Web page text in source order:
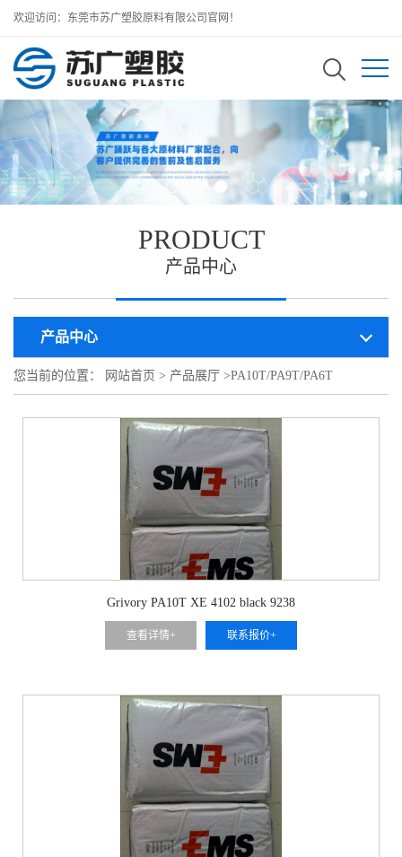
欢迎访问：东莞市苏广塑胶原料有限公司官网！
PRODUCT
产品中心
产品中心
您当前的位置： 网站首页 > 产品展厅 >PA10T/PA9T/PA6T
Grivory PA10T XE 4102 black 9238
查看详情+ 联系报价+